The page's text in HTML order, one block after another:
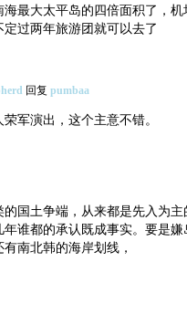
海最大太平岛的四倍面积了，
定过两年旅游团就可以去了
回复 pumbaa
军演出，这个主意不错。
的国土争端，从来都是先入为
年谁都的承认既成事实。要是
南北韩的海岸划线，